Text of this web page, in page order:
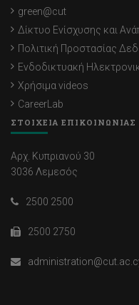
green@cut
Δίκτυο Ενίσχυσης και
Πολιτική Προστασίας
Ενδοδικτυακή
Χρήσιμα videos
CareerLab
ΣΤΟΙΧΕΙΑ ΕΠΙΚΟΙΝΩΝΙΑΣ
Αρχ. Κυπριανού 30
3036 Λεμεσός
2500 2500
2500 2750